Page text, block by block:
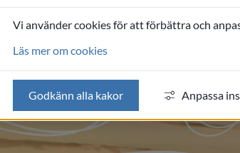
Vi använder cookies för att förbättra och
Läs mer om cookies
Godkänn alla kakor Anpassa